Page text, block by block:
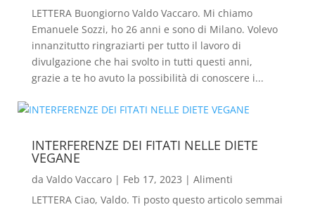
LETTERA Buongiorno Valdo Vaccaro. Mi chiamo
Emanuele Sozzi, ho 26 anni e sono di Milano. Volevo
innanzitutto ringraziarti per tutto il lavoro di
divulgazione che hai svolto in tutti questi anni,
grazie a te ho avuto la possibilità di conoscere i...
INTERFERENZE DEI FITATI NELLE DIETE
VEGANE
da Valdo Vaccaro| Feb 17, 2023 | Alimenti
LETTERA Ciao, Valdo. Ti posto questo articolo semmai